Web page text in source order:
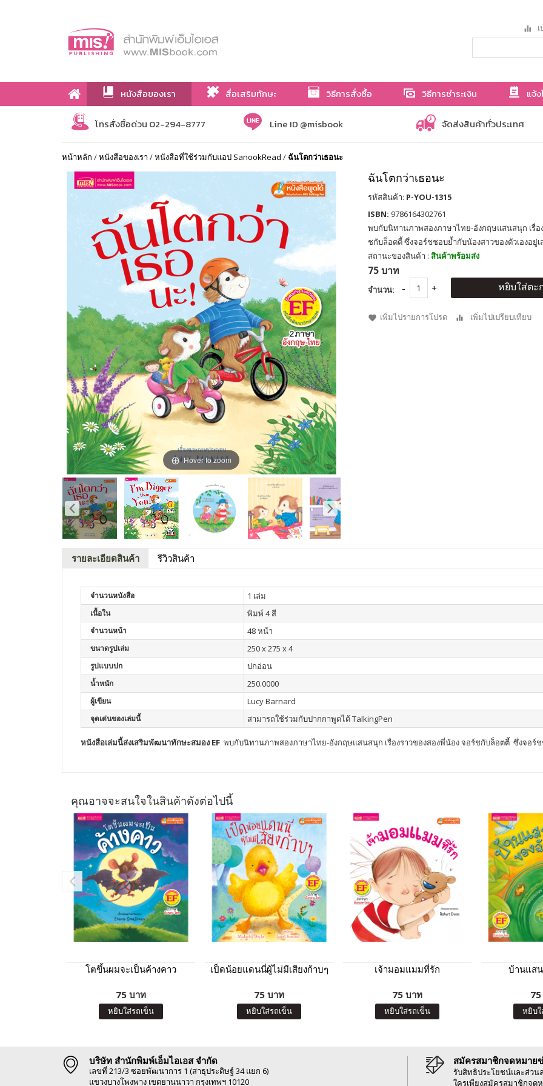
หนังสือของเรา สื่อเสริมทักษะ วิธีการสั่งซื้อ วิธีการชำระเงิน แจ้
เกี่ยวกับเรา
โทรสั่งซื้อด่วน 02-294-8777 Line ID @misbook จัดส่งสินค้าทั่วประเทศ
หน้าหลัก /หนังสือของเรา /หนังสือที่ใช้ร่วมกับแอป SanookRead / ฉันโตกว่าเธอนะ
Hover to zoom
ฉันโตกว่าเธอนะ
รหัสสินค้า: P-YOU-1315
ISBN: 9786164302761
พบกับนิทานภาพสองภาษาไทย-อังกฤษแสนสนุก เรื่อ
ชกับล็อตตี้ ซึ่งจอร์ชชอบย้ำกับน้องสาวของตัวเองอยู่เ
สถานะของสินค้า : สินค้าพร้อมส่ง
75 บาท
จำนวน: หยิบใส่ตะ
เพิ่มไปรายการโปรด เพิ่มไปเปรียบเทียบ
รายละเอียดสินค้า รีวิวสินค้า
จำนวนหนังสือ 1 เล่ม
เนื้อใน พิมพ์ 4 สี
จำนวนหน้า 48 หน้า
ขนาดรูปเล่ม 250 x 275 x 4
รูปแบบปก ปกอ่อน
น้ำหนัก 250.0000
ผู้เขียน Lucy Barnard
จุดเด่นของเล่มนี้ สามารถใช้ร่วมกับปากกาพูดได้ TalkingPen
หนังสือเล่มนี้ส่งเสริมพัฒนาทักษะสมอง EF พบกับนิทานภาพสองภาษาไทย-อังกฤษแสนสนุก เรื่องราวของสองพี่น้อง จอร์ชกับล็อตตี้ ซึ่งจอร์ช
คุณอาจจะสนใจในสินค้าดังต่อไปนี้
โตขึ้นผมจะเป็นค้างคาว
75 บาท
หยิบใส่รถเข็น
เป็ดน้อยแดนนี่ผู้ไม่มีเสียงก้าบๆ
75 บาท
หยิบใส่รถเข็น
เจ้ามอมแมมที่รัก
75 บาท
หยิบใส่รถเข็น
บ้านแส
หยิบใ
บริษัท สำนักพิมพ์เอ็มไอเอส จำกัด
เลขที่ 213/3 ซอยพัฒนาการ 1 (สาธุประดิษฐ์ 34 แยก 6)
แขวงบางโพงพาง เขตยานนาวา กรุงเทพฯ 10120
สมัครสมาชิกจดหมาย
รับสิทธิประโยชน์และส่วน
ใครเพียงสมัครสมาชิกจด